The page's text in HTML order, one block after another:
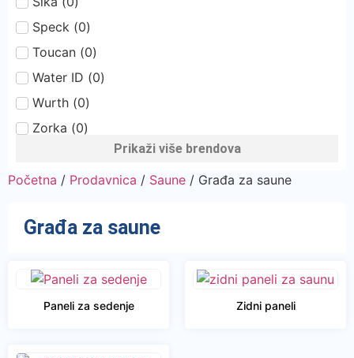
Speck (0)
Toucan (0)
Water ID (0)
Wurth (0)
Zorka (0)
Prikaži više brendova
Početna / Prodavnica / Saune / Građa za saune
Građa za saune
Paneli za sedenje Zidni paneli